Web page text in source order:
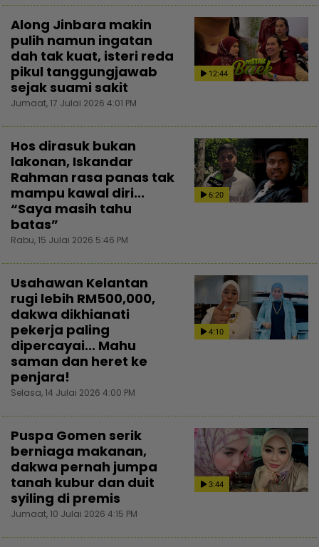
12:44
Along Jinbara makin
pulih namun ingatan
dah tak kuat, isteri reda
pikul tanggungjawab
sejak suami sakit
Jumaat, 17 Julai 2026 4:01 PM
6:20
Hos dirasuk bukan
lakonan, Iskandar
Rahman rasa panas tak
mampu kawal diri...
“Saya masih tahu
batas”
Rabu, 15 Julai 2026 5:46 PM
4:10
Usahawan Kelantan
rugi lebih RM500,000,
dakwa dikhianati
pekerja paling
dipercayai... Mahu
saman dan heret ke
penjara!
Selasa, 14 Julai 2026 4:00 PM
3:44
Puspa Gomen serik
berniaga makanan,
dakwa pernah jumpa
tanah kubur dan duit
syiling di premis
Jumaat, 10 Julai 2026 4:15 PM